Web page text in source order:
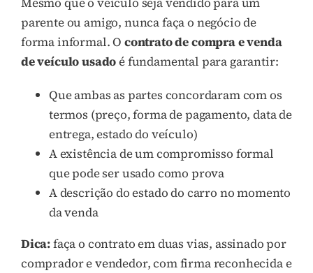
parente ou amigo, nunca faça o negócio de
forma informal. O contrato de compra e venda
de veículo usadoé fundamental para garantir:
Que ambas as partes concordaram com os
termos (preço, forma de pagamento, data de
entrega, estado do veículo)
A existência de um compromisso formal
que pode ser usado como prova
A descrição do estado do carro no momento
da venda
Dica:faça o contrato em duas vias, assinado por
comprador e vendedor, com firma reconhecida e